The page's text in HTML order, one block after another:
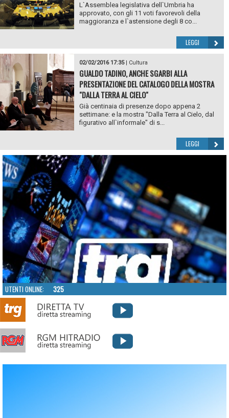
L`Assemblea legislativa dell`Umbria ha
approvato, con gli 11 voti favorevoli della
maggioranza e l`astensione degli 8 co...
LEGGI
02/02/2016 17:35| Cultura
GUALDO TADINO, ANCHE SGARBI ALLA
PRESENTAZIONE DEL CATALOGO DELLA MOSTRA
"DALLA TERRA AL CIELO"
Già centinaia di presenze dopo appena 2
settimane: e la mostra "Dalla Terra al Cielo, dal
figurativo all`informale" di s...
LEGGI
UTENTI ONLINE: 325